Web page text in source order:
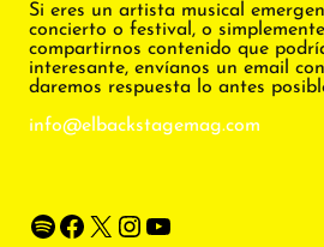
Si eres un artista musical
concierto o festival, o
compartirnos contenido que
interesante, envíanos un email
daremos respuesta lo antes
info@elbackstagemag.com
Spotify Facebook X Instagram YouTube